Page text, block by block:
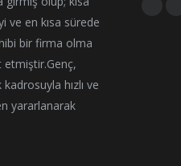
ve en kısa sürede
bir firma olma
hızlı ve
yararlanarak